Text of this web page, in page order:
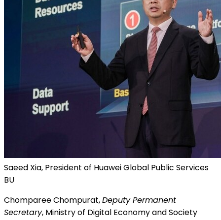
Saeed Xia, President of Huawei Global Public Services
BU
Chomparee Chompurat,Deputy Permanent
Secretary, Ministry of Digital Economy and Society